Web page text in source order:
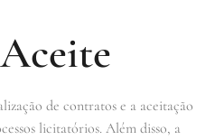
de contratos e a aceitação
licitatórios. Além disso, a